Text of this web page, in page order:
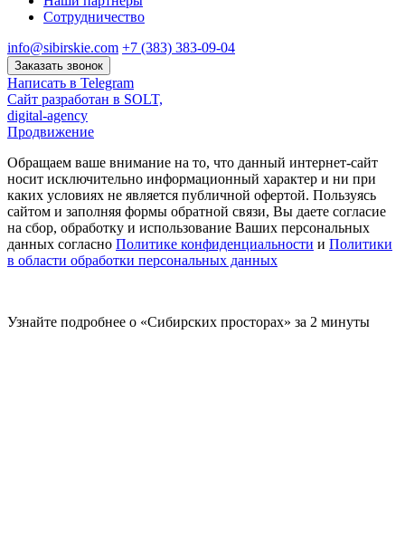
Сотрудничество
info@sibirskie.com +7 (383) 383-09-04
Заказать звонок
Написать в Telegram
Сайт разработан в SOLT,
digital-agency
Продвижение
Обращаем ваше внимание на то, что данный интернет-сайт
носит исключительно информационный характер и ни при
каких условиях не является публичной офертой. Пользуясь
сайтом и заполняя формы обратной связи, Вы даете согласие
на сбор, обработку и использование Ваших персональных
данных согласно Политике конфиденциальности и Политики
в области обработки персональных данных
Узнайте подробнее о «Сибирских просторах» за 2 минуты